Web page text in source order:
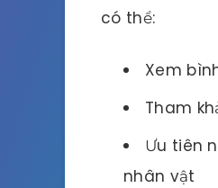
có thể:
Xem
Tham
Ưu tiên
nhân vật